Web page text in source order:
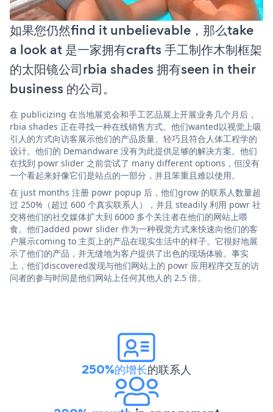
如果您仍然find it unbelievable，那么take
a look at 是一家拥有crafts 手工制作木制框架
的太阳镜公司rbia shades 拥有seen in their
business 的公司。
在 publicizing 在当地展览会和手工艺品展上开展业务几个月后，
rbia shades 正在寻找一种在线销售方式。他们wanted以视觉上吸
引人的方式向访客展示他们的产品质量、轻巧且符合人体工程学的
设计。他们的 Demandware 没有为此提供足够的解决方案。他们
在找到 powr slider 之前尝试了 many different options，但没有
一个看起来好像它们是站点的一部分，并且笨重且难以使用。
在 just months 注册 powr popup 后，他们grow 的联系人数量超
过 250%（超过 600 个真实联系人），并且 steadily 利用 powr 社
交将他们的社交媒体扩大到 6000 多个关注者在他们的网站上喂
食。他们added powr slider 作为一种视觉方式来快速向他们的客
户展示coming to 主页上的产品在现实生活中的样子。它很好地展
示了他们的产品，并无缝地为客户提供了出色的现场体验。事实
上，他们discovered发现与他们网站上的 powr 应用程序交互的访
问者的参与时间是他们网站上任何其他人的 2.5 倍。
250%的增长的联系人